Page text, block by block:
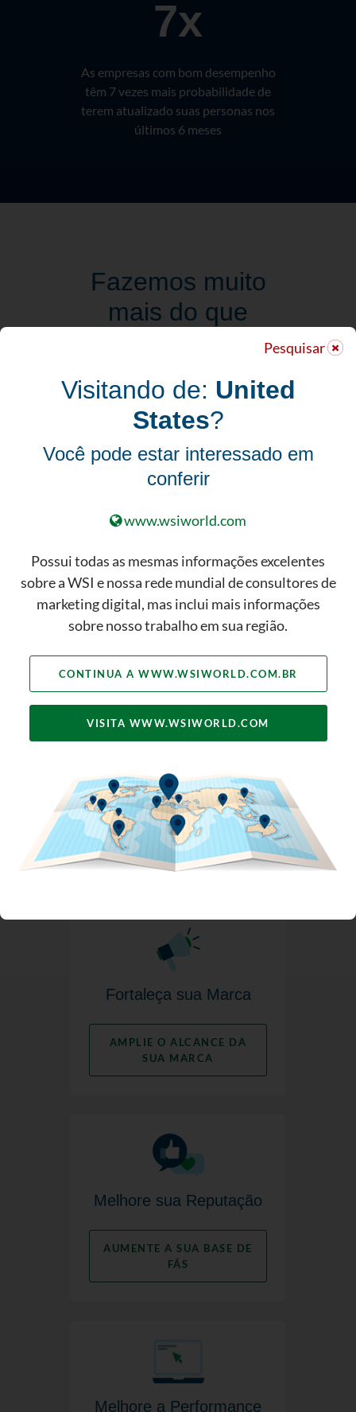
7x
As empresas com bom desempenho
têm 7 vezes mais probabilidade de
terem atualizado suas personas nos
últimos 6 meses
Fazemos muito
mais do que
somente a Criação
Criar suas buyer personas é apenas
um componente da sua estratégia
de marketing digital. É um ótimo
começo, mas se você quer ter
resultado com os seus esforços
digitais, precisará incluir suas
buyer personas em todos os
aspectos de sua estratégia de
marketing digital.
CONHEÇA NOSSO PORTFOLIO
COMPLETO DE SOLUÇÕES DE
Obtenha Mais Leads e
Vendas
OBTENHA MAIS LEADS
Fortaleça sua Marca
AMPLIE O ALCANCE DA
SUA MARCA
Melhore sua Reputação
AUMENTE A SUA BASE DE
FÃS
Melhore a Performance
Pesquisar
Visitando de: United
States?
Você pode estar interessado em
conferir
www.wsiworld.com
Possui todas as mesmas informações excelentes
sobre a WSI e nossa rede mundial de consultores de
marketing digital, mas inclui mais informações
sobre nosso trabalho em sua região.
CONTINUA A WWW.WSIWORLD.COM.BR
VISITA WWW.WSIWORLD.COM